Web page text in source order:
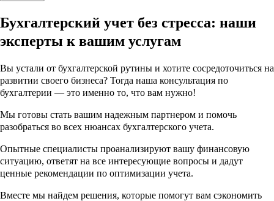
Бухгалтерский учет без стресса: наши
эксперты к вашим услугам
Вы устали от бухгалтерской рутины и хотите сосредоточиться на
развитии своего бизнеса? Тогда наша консультация по
бухгалтерии — это именно то, что вам нужно!
Мы готовы стать вашим надежным партнером и помочь
разобраться во всех нюансах бухгалтерского учета.
Опытные специалисты проанализируют вашу финансовую
ситуацию, ответят на все интересующие вопросы и дадут
ценные рекомендации по оптимизации учета.
Вместе мы найдем решения, которые помогут вам сэкономить